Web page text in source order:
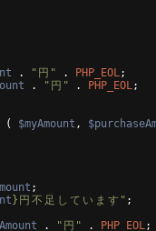
. " 円 " . PHP_EOL;
. " 円 " . PHP_EOL;
( $myAmount ,
;
} 円 不 足 し て い ま す " ;
. " 円 " . PHP_EOL;